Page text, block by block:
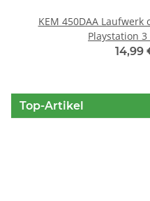
KEM 450DAA Laufwerk
14,99
Top-Artikel